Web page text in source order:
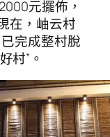
元擺佈，
在，岫云村
完成整村脫
村”。